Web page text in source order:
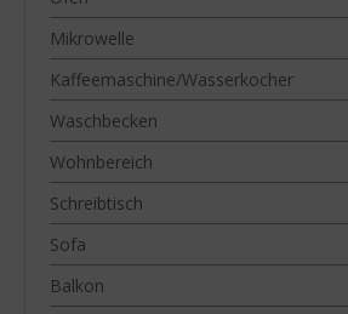
Mikrowelle
Kaffeemaschine/Wasserkocher
Waschbecken
Wohnbereich
Schreibtisch
Sofa
Balkon